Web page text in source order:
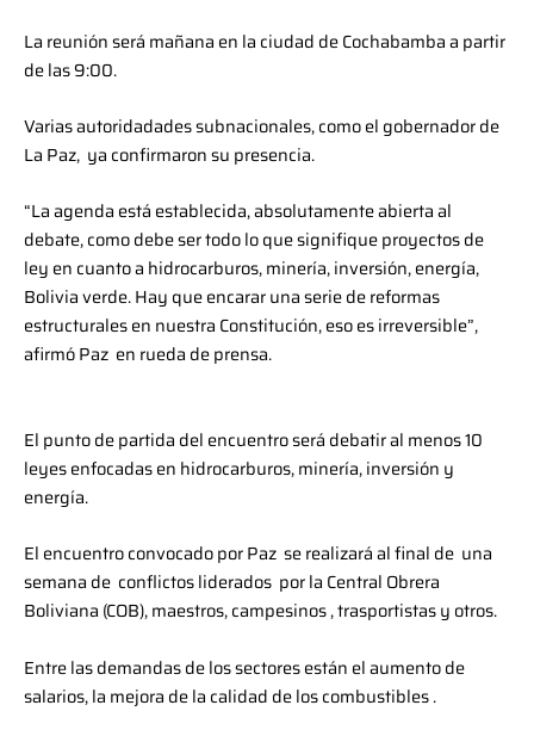
La reunión será mañana en la ciudad de Cochabamba a partir
de las 9:00.
Varias autoridadades subnacionales, como el gobernador de
La Paz, ya confirmaron su presencia.
“La agenda está establecida, absolutamente abierta al
debate, como debe ser todo lo que signifique proyectos de
ley en cuanto a hidrocarburos, minería, inversión, energía,
Bolivia verde. Hay que encarar una serie de reformas
estructurales en nuestra Constitución, eso es irreversible”,
afirmó Paz en rueda de prensa.
El punto de partida del encuentro será debatir al menos 10
leyes enfocadas en hidrocarburos, minería, inversión y
energía.
El encuentro convocado por Paz se realizará al final de una
semana de conflictos liderados por la Central Obrera
Boliviana (COB), maestros, campesinos , trasportistas y otros.
Entre las demandas de los sectores están el aumento de
salarios, la mejora de la calidad de los combustibles .